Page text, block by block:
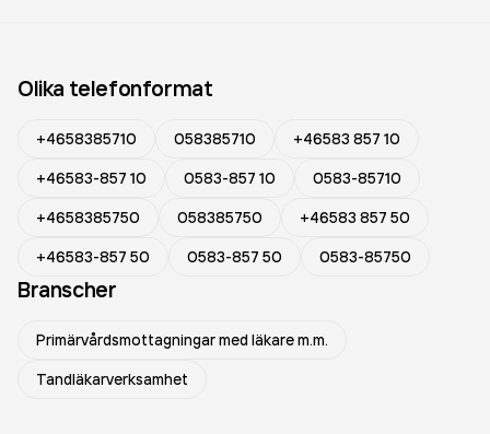
Olika telefonformat
+4658385710 058385710
+46583 857 10
+46583-857 10
0583-857 10
0583-85710
+4658385750
058385750
+46583 857 50
+46583-857 50
0583-857 50 0583-85750
Branscher
Primärvårdsmottagningar med läkare m.m.
Tandläkarverksamhet